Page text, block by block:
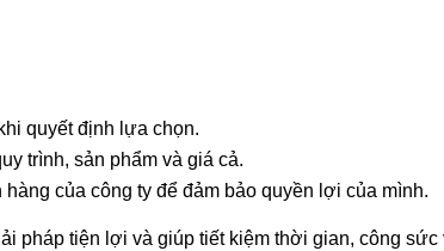
quyết định lựa chọn.
trình, sản phẩm và giá cả.
của công ty để đảm bảo quyền lợi của mình.
pháp tiện lợi và giúp tiết kiệm thời gian, công sức